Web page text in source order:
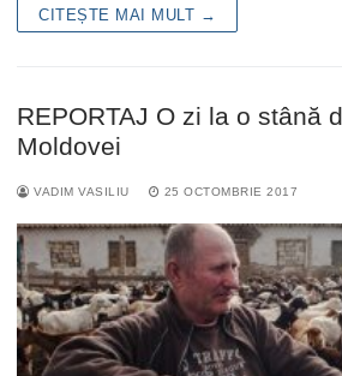
CITEȘTE MAI MULT →
REPORTAJ O zi la o stână
Moldovei
VADIM VASILIU 25 OCTOMBRIE 2017